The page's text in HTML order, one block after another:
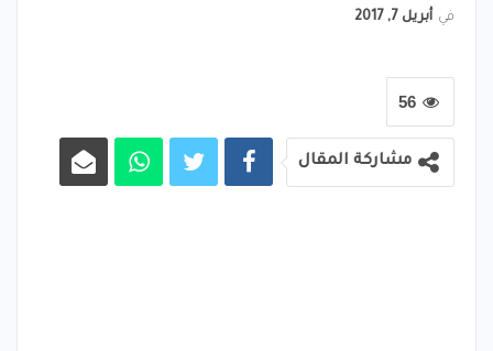
في أبريل 7, 2017
56
مشاركة المقال